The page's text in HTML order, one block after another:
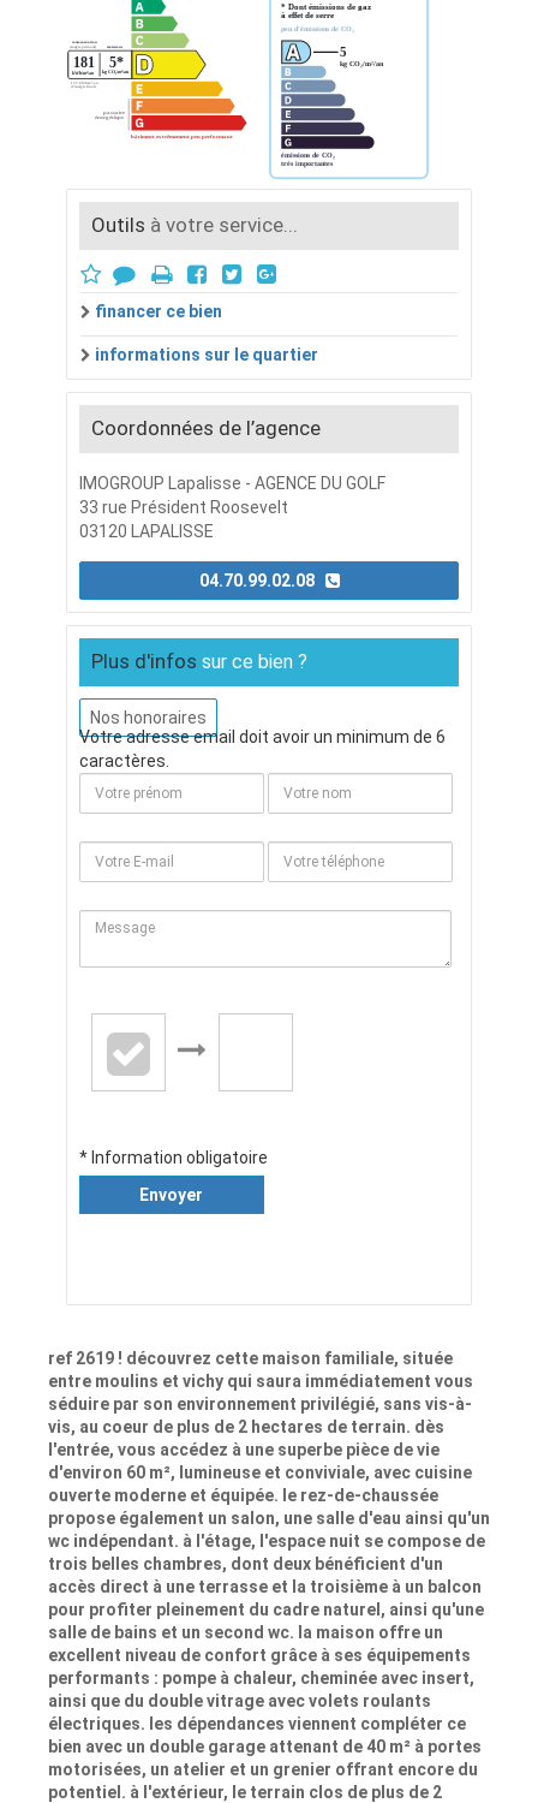
Outils à votre service...
financer ce bien
informations sur le quartier
Coordonnées de l’agence
IMOGROUP Lapalisse - AGENCE DU GOLF
33 rue Président Roosevelt
03120 LAPALISSE
Plus d'infos sur ce bien ?
Nos honoraires
Votre adresse email doit avoir un minimum de 6
caractères.
* Information obligatoire
Envoyer
ref 2619 ! découvrez cette maison familiale, située
entre moulins et vichy qui saura immédiatement vous
séduire par son environnement privilégié, sans vis-à-
vis, au coeur de plus de 2 hectares de terrain. dès
l'entrée, vous accédez à une superbe pièce de vie
d'environ 60 m², lumineuse et conviviale, avec cuisine
ouverte moderne et équipée. le rez-de-chaussée
propose également un salon, une salle d'eau ainsi qu'un
wc indépendant. à l'étage, l'espace nuit se compose de
trois belles chambres, dont deux bénéficient d'un
accès direct à une terrasse et la troisième à un balcon
pour profiter pleinement du cadre naturel, ainsi qu'une
salle de bains et un second wc. la maison offre un
excellent niveau de confort grâce à ses équipements
performants : pompe à chaleur, cheminée avec insert,
ainsi que du double vitrage avec volets roulants
électriques. les dépendances viennent compléter ce
bien avec un double garage attenant de 40 m² à portes
motorisées, un atelier et un grenier offrant encore du
potentiel. à l'extérieur, le terrain clos de plus de 2